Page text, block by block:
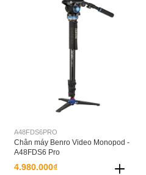
A48FDS6PRO
Chân máy Benro Video Monopod -
A48FDS6 Pro
4.980.000₫